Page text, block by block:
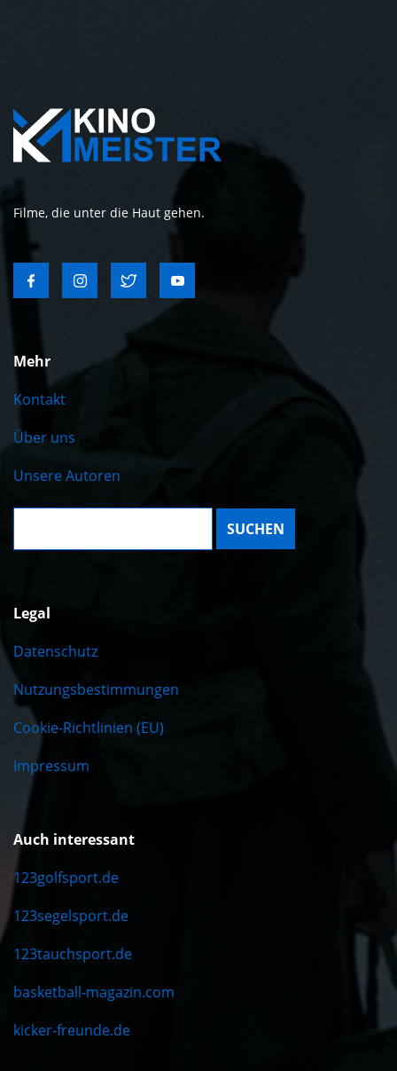
Filme, die unter die Haut gehen.
Mehr
Kontakt
Über uns
Unsere Autoren
Suche:
Legal
Datenschutz
Nutzungsbestimmungen
Cookie-Richtlinien (EU)
Impressum
Auch interessant
123golfsport.de
123segelsport.de
123tauchsport.de
basketball-magazin.com
kicker-freunde.de